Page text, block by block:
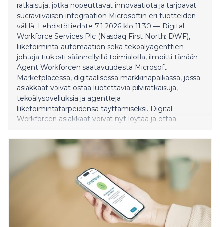
ratkaisuja, jotka nopeuttavat innovaatiota ja tarjoavat
suoraviivaisen integraation Microsoftin eri tuotteiden
välillä. Lehdistötiedote 7.1.2026 klo 11.30 — Digital
Workforce Services Plc (Nasdaq First North: DWF),
liiketoiminta-automaation sekä tekoälyagenttien
johtaja tiukasti säännellyillä toimialoilla, ilmoitti tänään
Agent Workforcen saatavuudesta Microsoft
Marketplacessa, digitaalisessa markkinapaikassa, jossa
asiakkaat voivat ostaa luotettavia pilviratkaisuja,
tekoälysovelluksia ja agentteja
liiketoimintatarpeidensa täyttämiseksi. Digital
Workforcen asiakkaat voivat nyt löytää ja ottaa
kautta sujuvoittaen integraatiota asiakkaan Microsoft
Azuressa ja muissa Microsoftin tuotteissa. Agent
Workforce on ryhmä erikoistuneita vakuutusalan
tekoälyagentteja, jotka suorittavat itsenäisesti kor